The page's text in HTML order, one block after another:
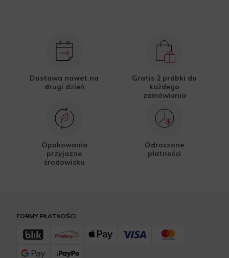
Dostawa nawet na
drugi dzień
Gratis 2 próbki do
każdego
zamówienia
Opakowania
przyjazne
środowisku
Odroczone
płatności
FORMY PŁATNOŚCI